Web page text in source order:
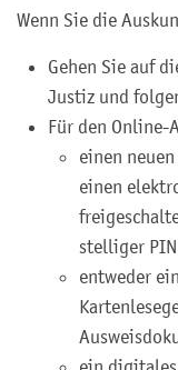
Wenn Sie die
Gehen Sie auf
Justiz und
Für den Online-
einen
einen
stelliger
entweder